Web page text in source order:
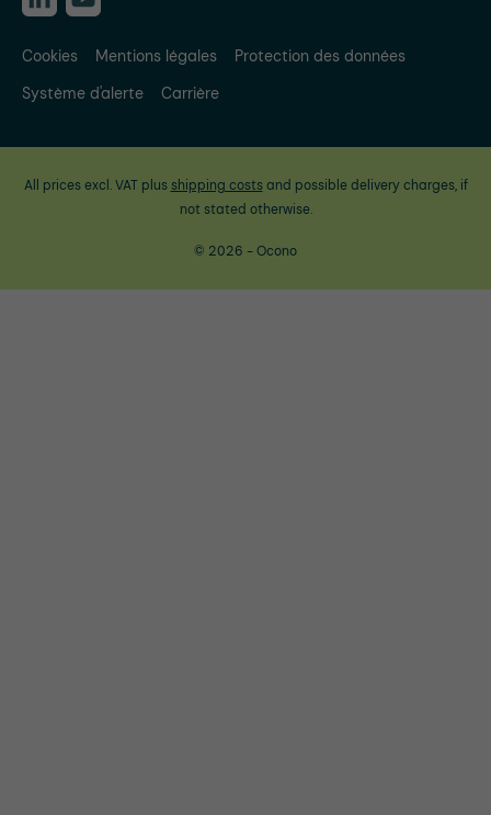
Cookies Mentions légales
Protection des données
Système d'alerte
Carrière
All prices excl. VAT plus shipping costsand possible delivery charges, if
not stated otherwise.
© 2026 - Ocono